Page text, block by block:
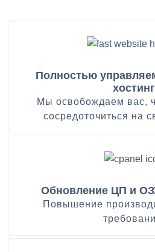
Полностью
хостинг
Мы освобождаем вас,
сосредоточиться на
Обновление ЦП и
Повышение